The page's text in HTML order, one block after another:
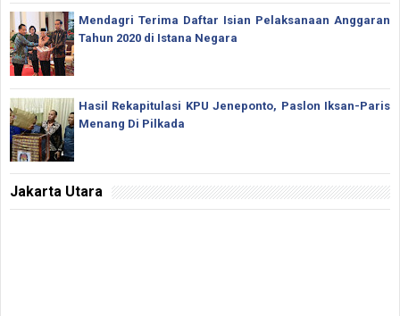
Mendagri Terima Daftar Isian Pelaksanaan Anggaran
Tahun 2020 di Istana Negara
Hasil Rekapitulasi KPU Jeneponto, Paslon Iksan-Paris
Menang Di Pilkada
Jakarta Utara